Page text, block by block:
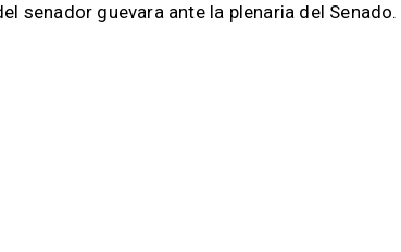
senador guevara ante la plenaria del Senado.